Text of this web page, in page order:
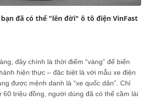
đã có thể "lên đời" ô tô điện VinFast
đây chính là thời điểm “vàng” để biến
hiện thực – đặc biệt là với mẫu xe điện
được mệnh danh là “xe quốc dân”. Chỉ
triệu đồng, người dùng đã có thể cầm lái